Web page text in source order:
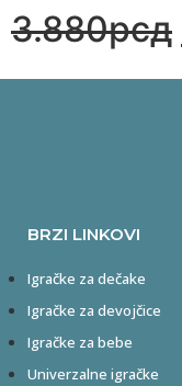
3.880рсд
BRZI LINKOVI
Igračke za dečake
Igračke za devojčice
Igračke za bebe
Univerzalne igračke